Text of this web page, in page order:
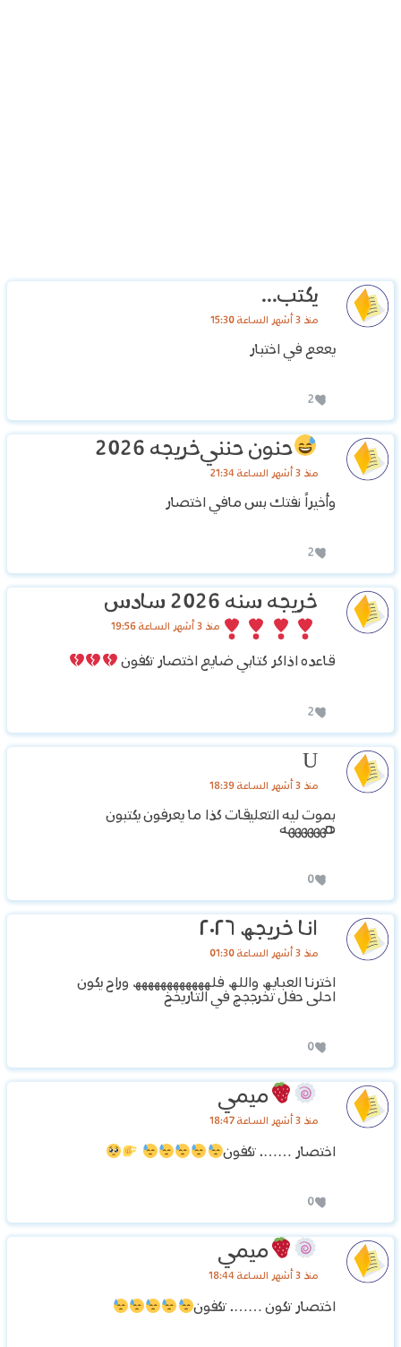
يكتب...
منذ 3 أشهر الساعة 15:30
يععع في اختبار
2
حنون حننيخريجه 2026
منذ 3 أشهر الساعة 21:34
وأخيراً نفتك بس مافي اختصار
2
خريجه سنه 2026 سادس
منذ 3 أشهر الساعة 19:56
قاعده اذاكر كتابي ضايع اختصار تكفون
2
U
منذ 3 أشهر الساعة 18:39
بموت ليه التعليقات كذا ما يعرفون يكتبون
هههههههه
0
انا خريجھ ٢٠٢٦
منذ 3 أشهر الساعة 01:30
اخترنا العبايھ واللھ فلھھھھھھھھھھھھ وراح يكون
احلى حفل تخرججج في التاريخخ
0
ميمي
منذ 3 أشهر الساعة 18:47
اختصار ……. تكفون
0
ميمي
منذ 3 أشهر الساعة 18:44
اختصار تكون ……. تكفون